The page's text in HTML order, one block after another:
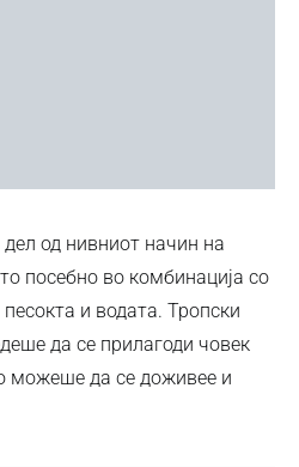
од нивниот начин на
посебно во комбинација со
и водата. Тропски
да се прилагоди човек
можеше да се доживее и